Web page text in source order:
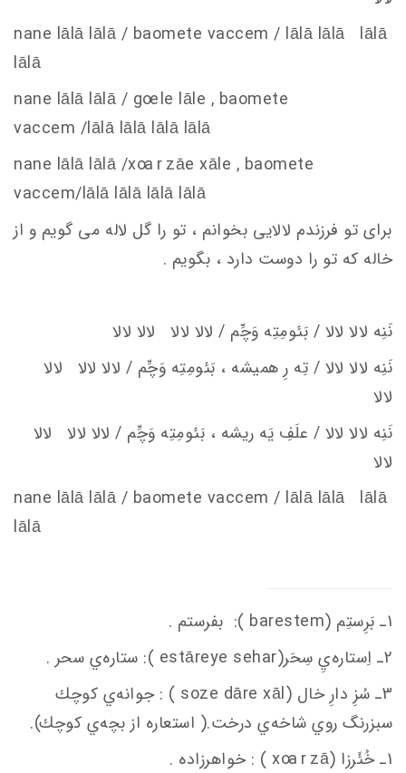
nane lālā lālā / baomete vaccem / lālā lālā lālā
lālā
nane lālā lālā / goele lāle , baomete
vaccem /lālā lālā lālā lālā
nane lālā lālā /xoa r zāe xāle , baomete
vaccem/lālā lālā lālā lālā
برای تو فرزندم لالایی بخوانم ، تو را گل لاله می گویم و از
خاله که تو را دوست دارد ، بگویم .
نَنِه لالا لالا / بَئومِتِه وَچِّم / لالا لالا لالا لالا
نَنِه لالا لالا / تِه رِ هميشه ، بَئومِتِه وَچِّم / لالا لالا لالا
لالا
نَنِه لالا لالا / علَفِ يَه ريشه ، بَئومِتِه وَچِّم / لالا لالا لالا
لالا
nane lālā lālā / baomete vaccem / lālā lālā lālā
lālā
1ـ بَرِستِم (barestem ): بفرستم .
2ـ اِستاره‌يِ سِحَر(estāreye sehar ): ستاره‌ي سحر .
3ـ سُزِ دارِ خال (soze dāre xāl ) : جوانه‌ي كوچك
سبزرنگ روي شاخه‌ي درخت.( استعاره از بچه‌ي كوچك).
1ـ خُئَرزا (x
oa r zā ) : خواهرزاده .